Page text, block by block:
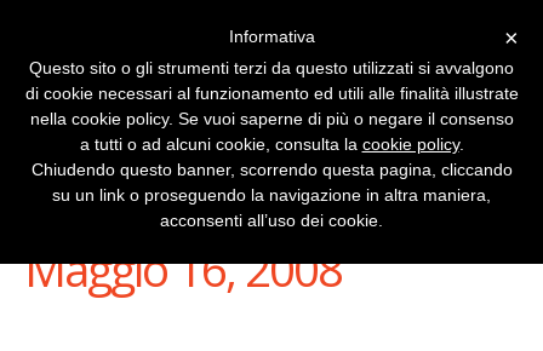
Stai Visualizzando
Maggio 16, 2008
×
Informativa
Questo sito o gli strumenti terzi da questo utilizzati si avvalgono
di cookie necessari al funzionamento ed utili alle finalità illustrate
nella cookie policy. Se vuoi saperne di più o negare il consenso
a tutti o ad alcuni cookie, consulta la cookie policy.
Chiudendo questo banner, scorrendo questa pagina, cliccando
su un link o proseguendo la navigazione in altra maniera,
acconsenti all’uso dei cookie.